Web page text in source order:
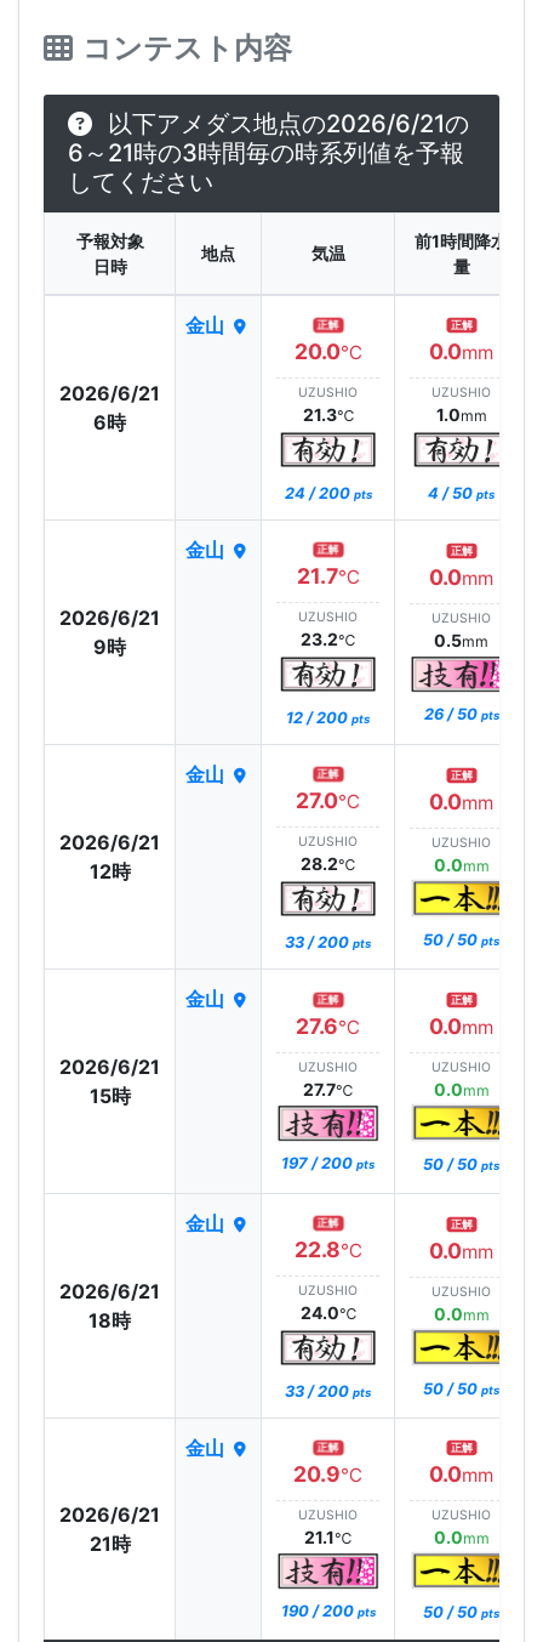
コンテスト内容
以下アメダス地点の2026/6/21の
6～21時の3時間毎の時系列値を予報
してください
予報対象
日時
地点 気温
前1時間降水
量
2026/6/21
6時
金山 正解
20.0℃
UZUSHIO
21.3℃
24 / 200 pts
正解
0.0mm
UZUSHIO
1.0mm
4 / 50 pts
2026/6/21
9時
金山 正解
21.7℃
UZUSHIO
23.2℃
12 / 200 pts
正解
0.0mm
UZUSHIO
0.5mm
26 / 50 pts
2026/6/21
12時
金山 正解
27.0℃
UZUSHIO
28.2℃
33 / 200 pts
正解
0.0mm
UZUSHIO
0.0mm
50 / 50 pts
2026/6/21
15時
金山 正解
27.6℃
UZUSHIO
27.7℃
197 / 200 pts
正解
0.0mm
UZUSHIO
0.0mm
50 / 50 pts
2026/6/21
18時
金山 正解
22.8℃
UZUSHIO
24.0℃
33 / 200 pts
正解
0.0mm
UZUSHIO
0.0mm
50 / 50 pts
2026/6/21
21時
金山 正解
20.9℃
UZUSHIO
21.1℃
190 / 200 pts
正解
0.0mm
UZUSHIO
0.0mm
50 / 50 pts